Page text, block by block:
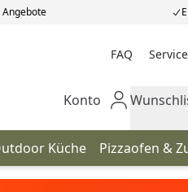
FAQ Service
Mein Konto
Konto
Küche Pizzaofen &